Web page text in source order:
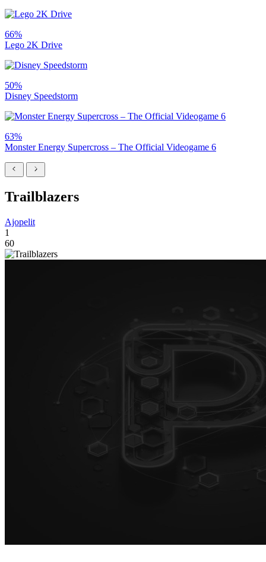
66%
Lego 2K Drive
50%
Disney Speedstorm
63%
Monster Energy Supercross – The Official Videogame 6
Trailblazers
Ajopelit
1
60